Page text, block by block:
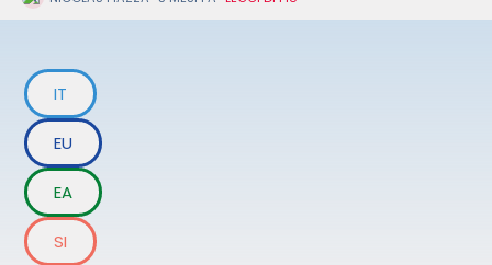
Observatory, impiega l’Intelligenza Artificiale per individuare e
IT
EU
EA
SI